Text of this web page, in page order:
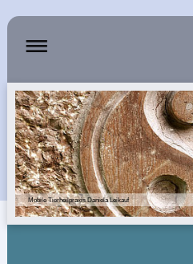
Mobile Tierheilpraxis Daniela Leikauf